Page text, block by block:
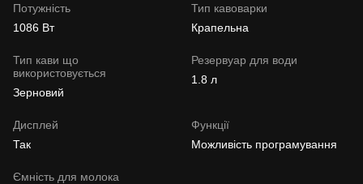
Потужність
1086 Вт
Тип кавоварки
Крапельна
Тип кави що
використовується
Зерновий
Резервуар для води
1.8 л
Дисплей
Так
Функції
Можливість програмування
Ємність для молока